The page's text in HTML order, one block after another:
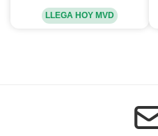
LLEGA HOY MVD